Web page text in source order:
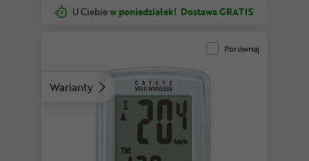
U Ciebiew poniedziałek! Dostawa GRATIS
Warianty
Porównaj